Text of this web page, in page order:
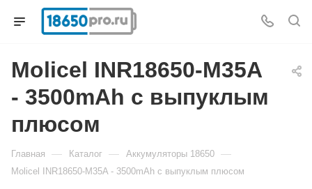
Molicel INR18650-M35A
- 3500mAh с выпуклым
плюсом
Главная — Каталог — Аккумуляторы 18650 —
Molicel INR18650-M35A - 3500mAh с выпуклым плюсом